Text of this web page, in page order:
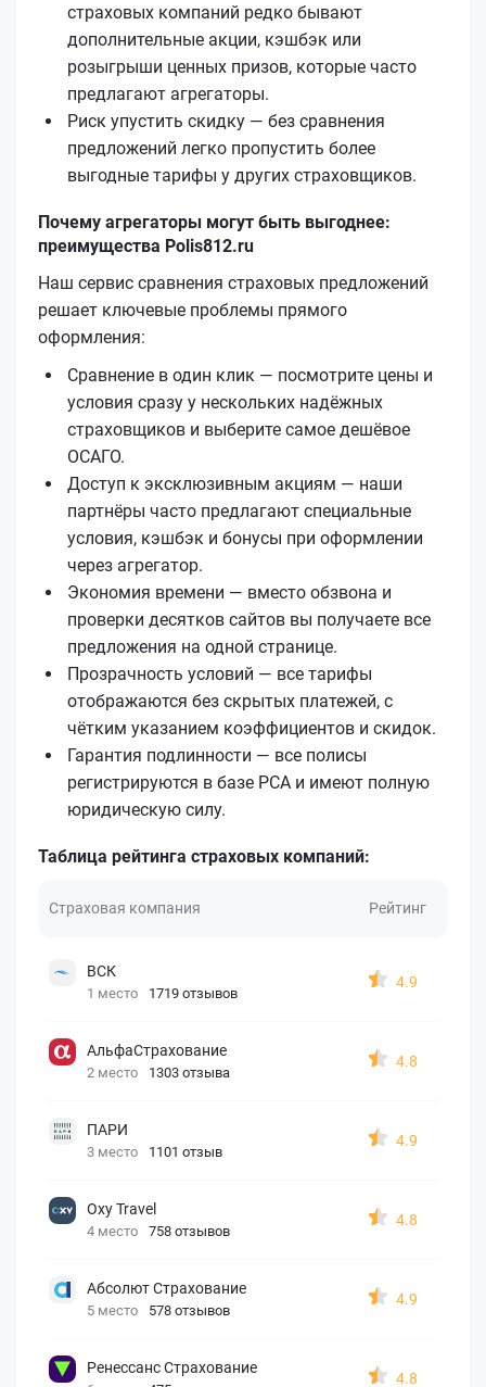
страховых компаний редко бывают
дополнительные акции, кэшбэк или
розыгрыши ценных призов, которые часто
предлагают агрегаторы.
Риск упустить скидку — без сравнения
предложений легко пропустить более
выгодные тарифы у других страховщиков.
Почему агрегаторы могут быть выгоднее:
преимущества Polis812.ru
Наш сервис сравнения страховых предложений
решает ключевые проблемы прямого
оформления:
Сравнение в один клик — посмотрите цены и
условия сразу у нескольких надёжных
страховщиков и выберите самое дешёвое
ОСАГО.
Доступ к эксклюзивным акциям — наши
партнёры часто предлагают специальные
условия, кэшбэк и бонусы при оформлении
через агрегатор.
Экономия времени — вместо обзвона и
проверки десятков сайтов вы получаете все
предложения на одной странице.
Прозрачность условий — все тарифы
отображаются без скрытых платежей, с
чётким указанием коэффициентов и скидок.
Гарантия подлинности — все полисы
регистрируются в базе РСА и имеют полную
юридическую силу.
Таблица рейтинга страховых компаний:
Страховая компания Рейтинг
ВСК
1 место 1719 отзывов
4.9
АльфаСтрахование
2 место 1303 отзыва
4.8
ПАРИ
3 место 1101 отзыв
4.9
Oxy Travel
4 место 758 отзывов
4.8
Абсолют Страхование
5 место 578 отзывов
4.9
Ренессанс Страхование
4.8